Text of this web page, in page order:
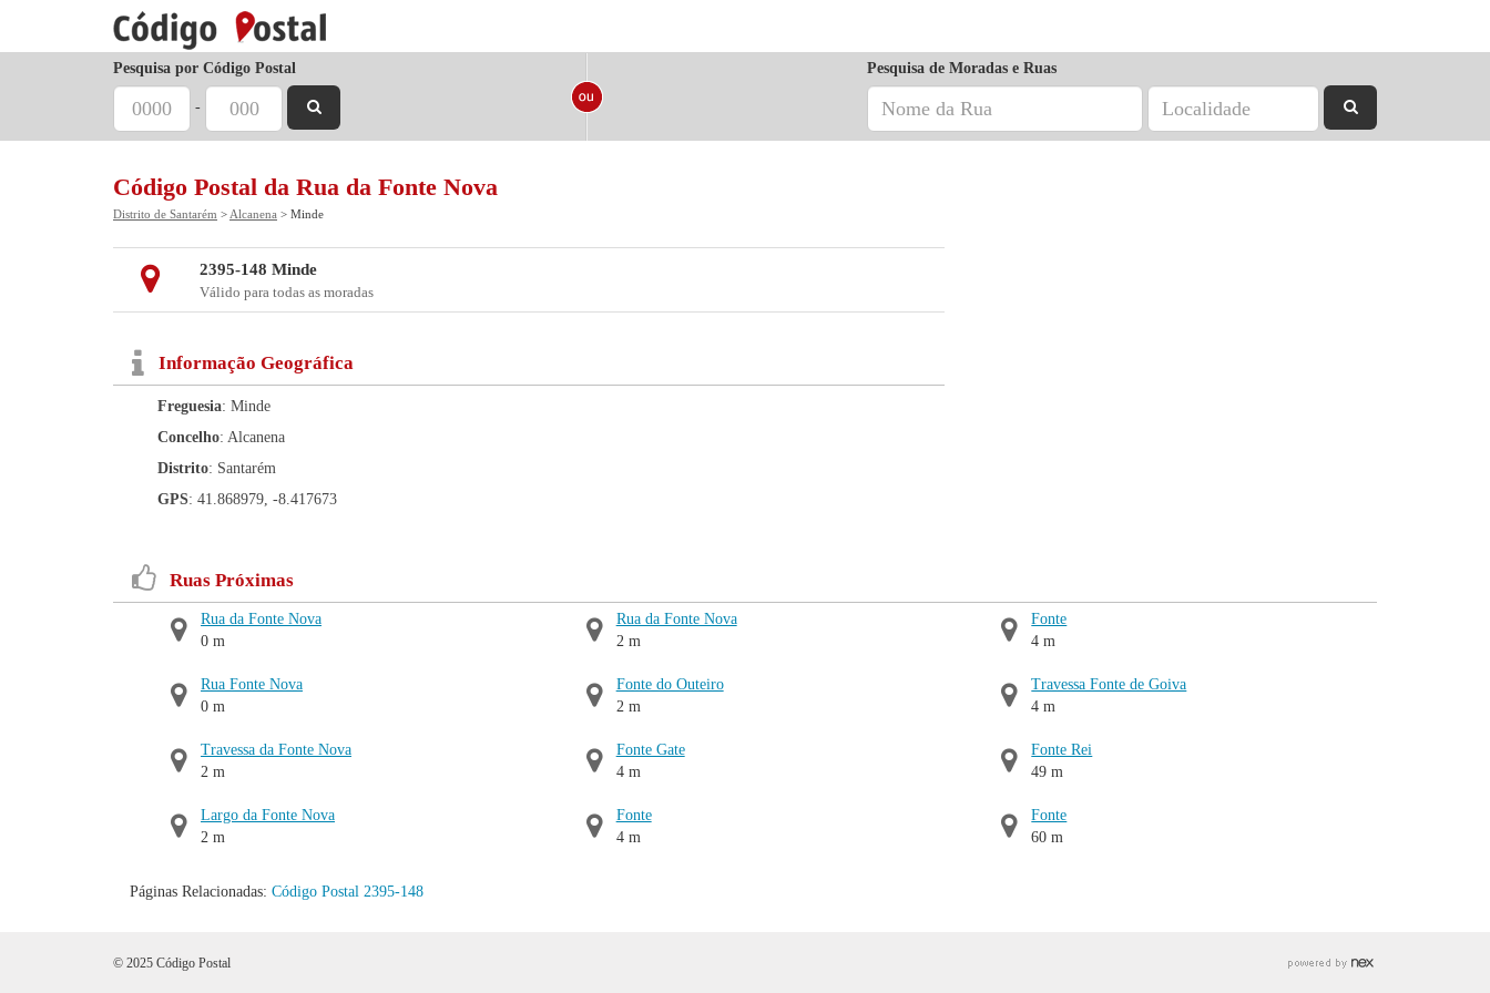
Pesquisa por Código Postal
-
Pesquisa de Moradas e Ruas
Código Postal da Rua da Fonte Nova
Distrito de Santarém > Alcanena > Minde
2395-148 Minde
Válido para todas as moradas
Informação Geográfica
Freguesia: Minde
Concelho: Alcanena
Distrito: Santarém
GPS: 41.868979, -8.417673
Ruas Próximas
Rua da Fonte Nova
0 m
Rua Fonte Nova
0 m
Travessa da Fonte Nova
2 m
Largo da Fonte Nova
2 m
Rua da Fonte Nova
2 m
Fonte do Outeiro
2 m
Fonte Gate
4 m
Fonte
4 m
Fonte
4 m
Travessa Fonte de Goiva
4 m
Fonte Rei
49 m
Fonte
60 m
Páginas Relacionadas: Código Postal 2395-148
© 2025 Código Postal